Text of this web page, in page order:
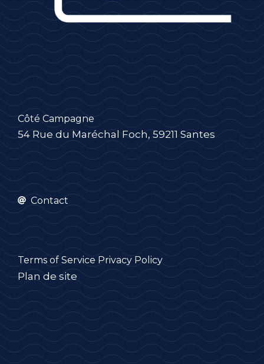
Côté Campagne
54 Rue du Maréchal Foch, 59211 Santes
Contact
Terms of Service Privacy Policy
Plan de site